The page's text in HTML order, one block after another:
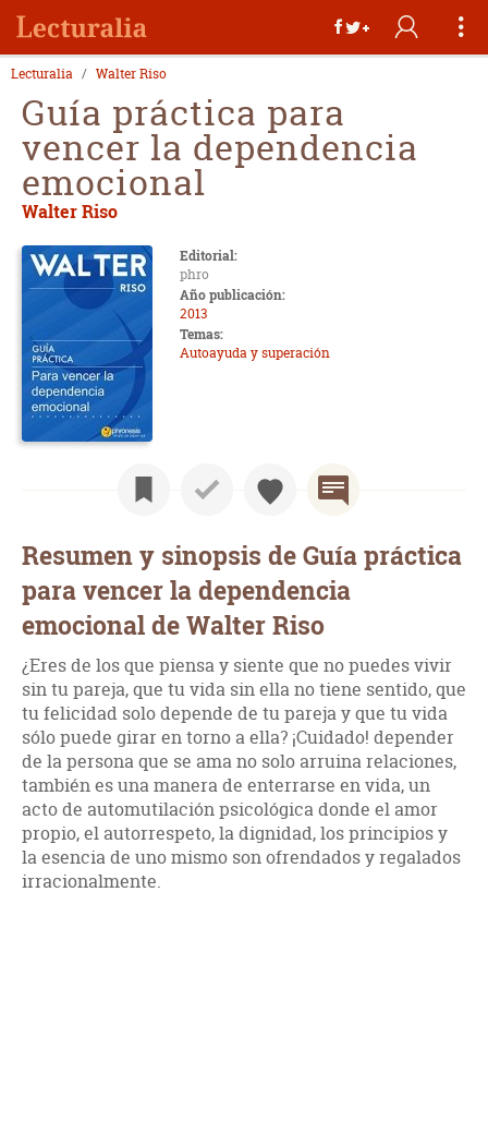
Lecturalia Walter Riso
Guía práctica para
vencer la dependencia
emocional
Walter Riso
Editorial:
phro
Año publicación:
2013
Temas:
Autoayuda y superación
Resumen y sinopsis de Guía práctica
para vencer la dependencia
emocional de Walter Riso
¿Eres de los que piensa y siente que no puedes vivir
sin tu pareja, que tu vida sin ella no tiene sentido, que
tu felicidad solo depende de tu pareja y que tu vida
sólo puede girar en torno a ella? ¡Cuidado! depender
de la persona que se ama no solo arruina relaciones,
también es una manera de enterrarse en vida, un
acto de automutilación psicológica donde el amor
propio, el autorrespeto, la dignidad, los principios y
la esencia de uno mismo son ofrendados y regalados
irracionalmente.